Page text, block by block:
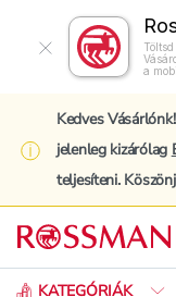
a
Kedves
jelenleg kizárólag
teljesíteni.
KATEGÓRIÁK
Keresés